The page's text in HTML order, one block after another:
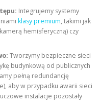
Integrujemy systemy
klasy premium, takimi jak
hemisferyczną) czy
Tworzymy bezpieczne sieci
budynkową od publicznych
pełną redundancję
aby w przypadku awarii sieci
instalacje pozostały